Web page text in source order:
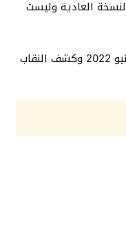
العادية وليست
وتم الإعلان رسميا عن انطلاق موبايل ريلمي 3 برو المنتظر في مصر يوم الاثنين الموافق 24 يونيو 2022 وكشف النقاب